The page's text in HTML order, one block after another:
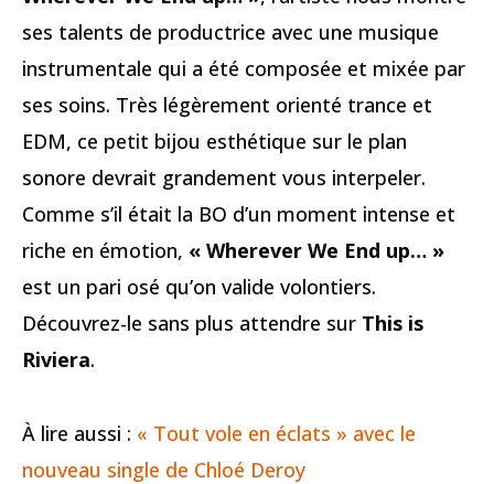
ses talents de productrice avec une musique
instrumentale qui a été composée et mixée par
ses soins. Très légèrement orienté trance et
EDM, ce petit bijou esthétique sur le plan
sonore devrait grandement vous interpeler.
Comme s’il était la BO d’un moment intense et
riche en émotion, « Wherever We End up… »
est un pari osé qu’on valide volontiers.
Découvrez-le sans plus attendre sur This is
Riviera.
À lire aussi : « Tout vole en éclats » avec le
nouveau single de Chloé Deroy